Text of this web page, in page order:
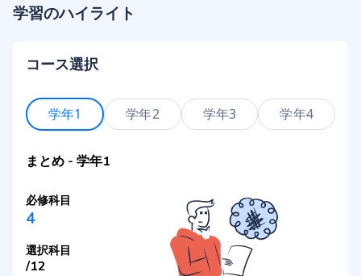
学習のハイライト
コース選択
学年1 学年2 学年3 学年4
まとめ - 学年1
必修科目
4
選択科目
/12